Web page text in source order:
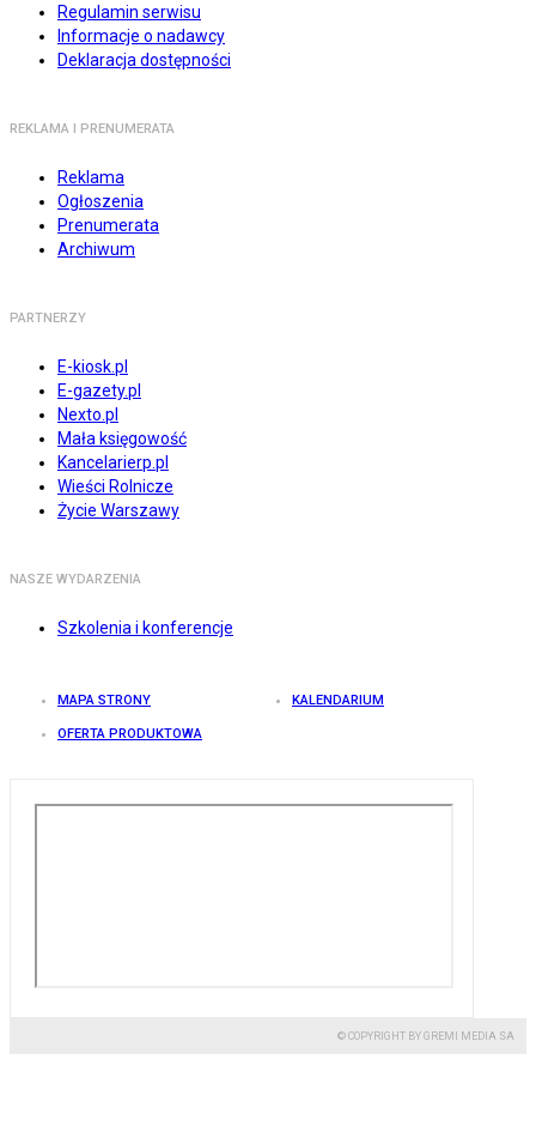
Regulamin serwisu
Informacje o nadawcy
Deklaracja dostępności
REKLAMA I PRENUMERATA
Reklama
Ogłoszenia
Prenumerata
Archiwum
PARTNERZY
E-kiosk.pl
E-gazety.pl
Nexto.pl
Mała księgowość
Kancelarierp.pl
Wieści Rolnicze
Życie Warszawy
NASZE WYDARZENIA
Szkolenia i konferencje
MAPA STRONY KALENDARIUM
OFERTA PRODUKTOWA
© COPYRIGHT BY GREMI MEDIA SA